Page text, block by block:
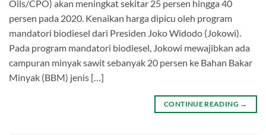
Oils/CPO) akan meningkat sekitar 25 persen hingga 40
persen pada 2020. Kenaikan harga dipicu oleh program
mandatori biodiesel dari Presiden Joko Widodo (Jokowi).
Pada program mandatori biodiesel, Jokowi mewajibkan ada
campuran minyak sawit sebanyak 20 persen ke Bahan Bakar
Minyak (BBM) jenis […]
CONTINUE READING →